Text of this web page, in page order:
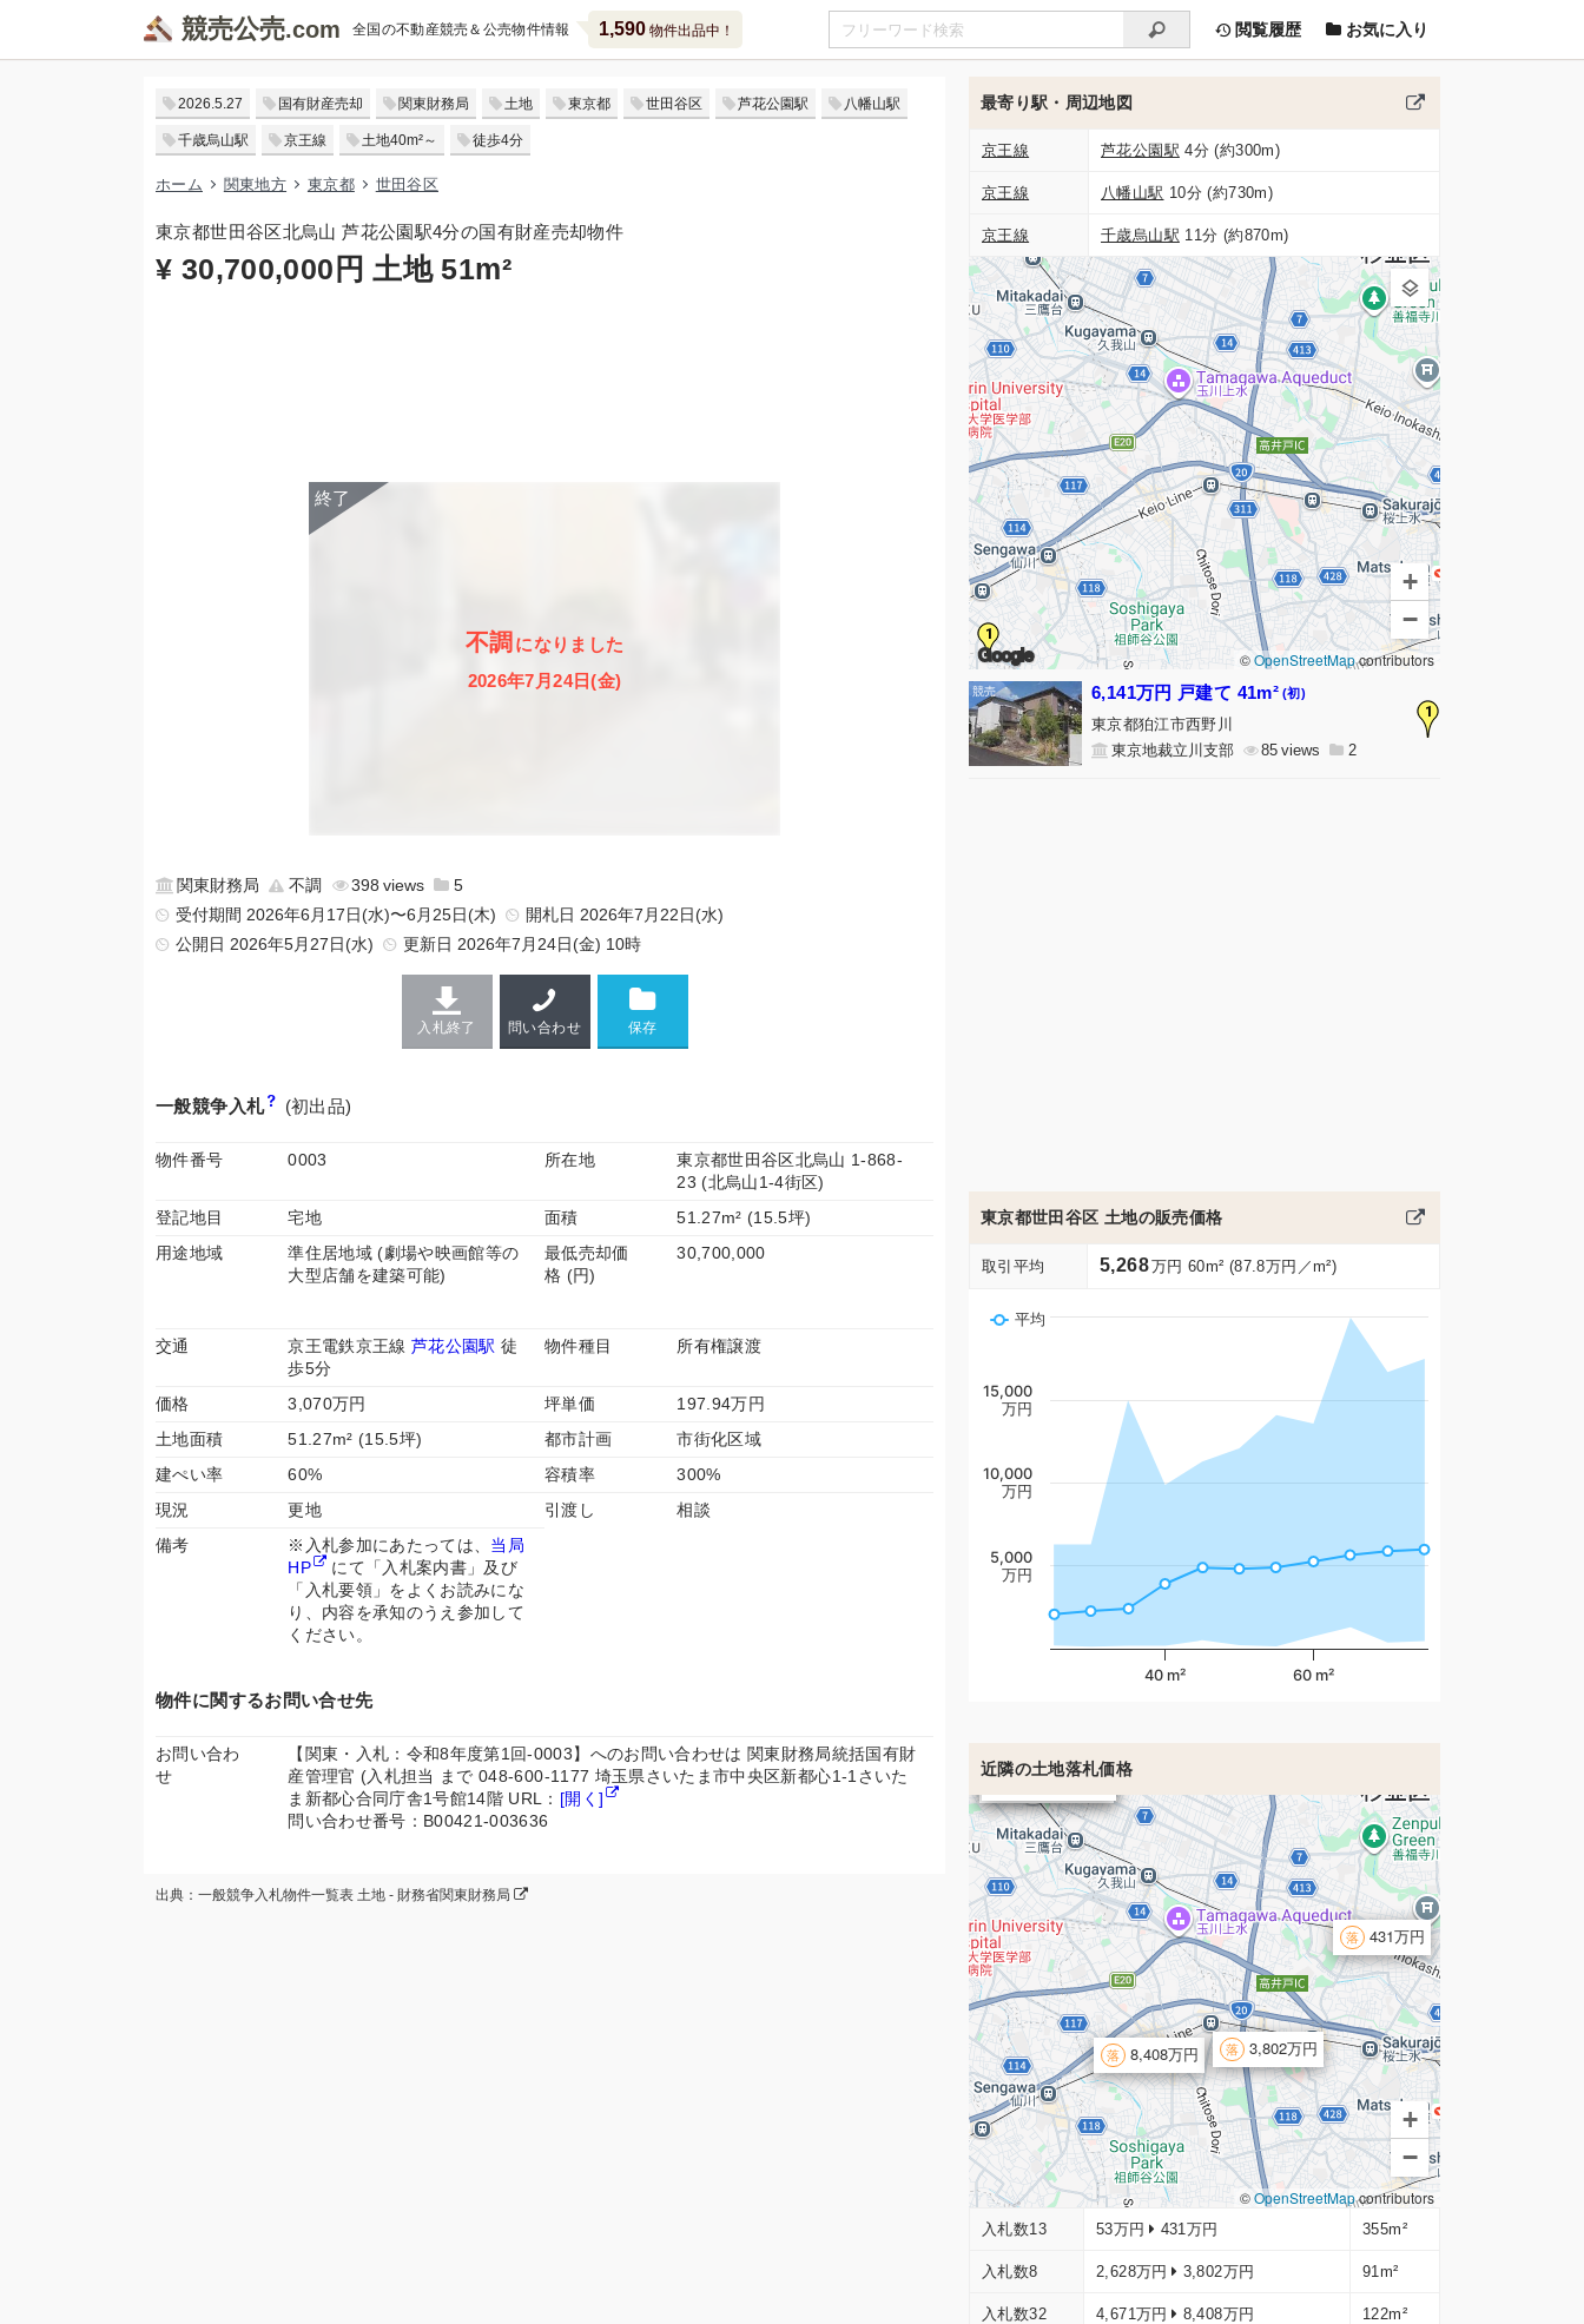
競売公売 全国の不動産競売＆公売物件情報 1,590物件出品中！ 閲覧履歴 お気に入り
2026.5.27 国有財産売却 関東財務局 土地 東京都 世田谷区 芦花公園駅 八幡山駅
千歳烏山駅 京王線 土地40m²～ 徒歩4分
ホーム 関東地方 東京都 世田谷区
東京都世田谷区北烏山 芦花公園駅4分の国有財産売却物件
¥ 30,700,000円 土地 51m²
不調 になりました
2026年7月24日(金)
関東財務局 不調 398
5
受付期間 2026年6月17日(水)〜6月25日(木)
開札日 2026年7月22日(水)
公開日 2026年5月27日(水) 更新日 2026年7月24日(金) 10時
入札終了 問い合わせ
一般競争入札 (初出品)
物件番号 0003 所在地
東京都世田谷区北烏山 1-868-
23 (北烏山1-4街区)
登記地目
宅地 面積
51.27m² (15.5坪)
用途地域
準住居地域 (劇場や映画館等の
大型店舗を建築可能)
最低売却価
格 (円)
30,700,000
交通 京王電鉄京王線 芦花公園駅 徒
歩5分
物件種目 所有権譲渡
価格 3,070万円 坪単価
197.94万円
土地面積
51.27m² (15.5坪) 都市計画
市街化区域
建ぺい率
60% 容積率
300%
現況
更地 引渡し
相談
備考
※入札参加にあたっては、 当局
HP
にて「入札案内書」及び
「入札要領」をよくお読みにな
り、内容を承知のうえ参加して
ください。
物件に関するお問い合せ先
お問い合わ
せ
【関東・入札：令和8年度第1回-0003】へのお問い合わせは 関東財務局統括国有財
産管理官 (入札担当 まで 048-600-1177 埼玉県さいたま市中央区新都心1-1さいた
ま新都心合同庁舎1号館14階 URL： [開く]
問い合わせ番号：B00421-003636
出典：一般競争入札物件一覧表 土地 - 財務省関東財務局
最寄り駅・周辺地図
京王線 芦花公園駅 4分 (約300m)
京王線 八幡山駅 10分 (約730m)
京王線 千歳烏山駅 11分 (約870m)
1
Google
+
−
©OpenStreetMapcontributors
1
6,141万円 戸建て 41m² (初)
東京都狛江市西野川
東京地裁立川支部
85 2
東京都世田谷区 土地の販売価格
取引平均 5,268万円 60m² (87.8万円／m²)
平均
40 m² 60 m²
5,000
万円
10,000
万円
15,000
万円
近隣の土地落札価格
3億6,600万円
2億2,880万円
8,408万円 3,802万円
431万円
+
−
©OpenStreetMapcontributors
入札数13 53万円 431万円 355m²
入札数8 2,628万円 3,802万円 91m²
入札数32 4,671万円 8,408万円 122m²